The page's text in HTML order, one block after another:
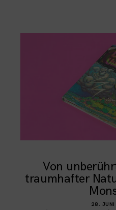
Von
traumhafter
28.